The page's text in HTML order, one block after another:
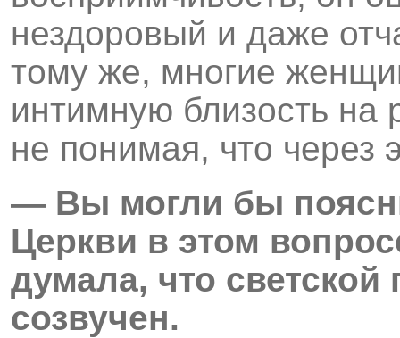
нездоровый и даже
тому же, многие
интимную близость на
не понимая, что через
— Вы могли бы
Церкви в этом
думала, что светской
созвучен.